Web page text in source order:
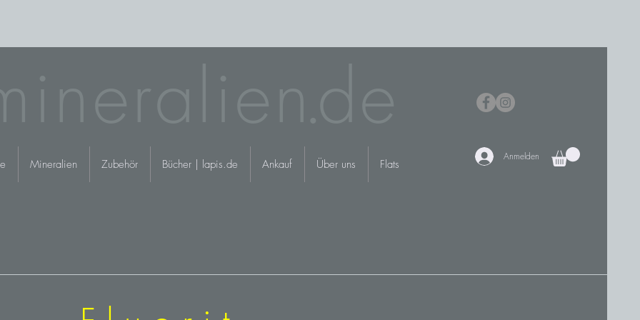
Mineralien Zubehör Bücher | lapis.de Ankauf Über uns Flats
Anmelden